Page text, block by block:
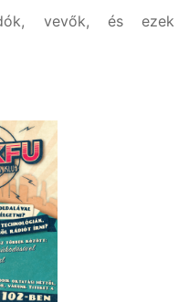
vevők, és ezek